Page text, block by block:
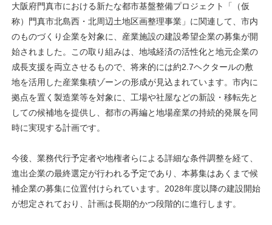
大阪府門真市における新たな都市基盤整備プロジェクト「（仮
称）門真市北島西・北周辺土地区画整理事業」に関連して、市内
のものづくり企業を対象に、産業施設の建設希望企業の募集が開
始されました。この取り組みは、地域経済の活性化と地元企業の
成長支援を両立させるもので、将来的には約2.7ヘクタールの敷
地を活用した産業集積ゾーンの形成が見込まれています。市内に
拠点を置く製造業等を対象に、工場や社屋などの新設・移転先と
しての候補地を提供し、都市の再編と地場産業の持続的発展を同
時に実現する計画です。
今後、業務代行予定者や地権者らによる詳細な条件調整を経て、
進出企業の最終選定が行われる予定であり、本募集はあくまで候
補企業の募集に位置付けられています。2028年度以降の建設開始
が想定されており、計画は長期的かつ段階的に進行します。